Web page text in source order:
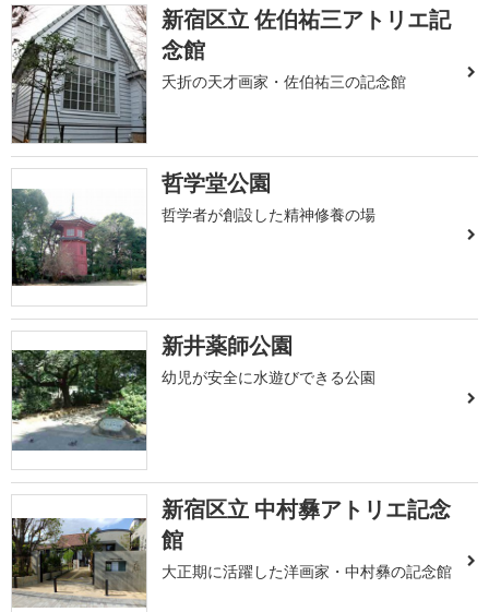
新宿区立 佐伯祐三アトリエ記
念館
夭折の天才画家・佐伯祐三の記念館
哲学堂公園
哲学者が創設した精神修養の場
新井薬師公園
幼児が安全に水遊びできる公園
新宿区立 中村彝アトリエ記念
館
大正期に活躍した洋画家・中村彝の記念館